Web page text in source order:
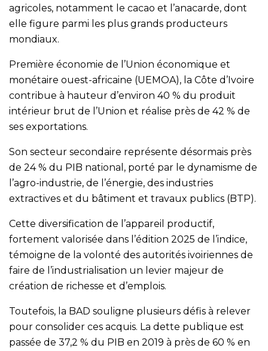
agricoles, notamment le cacao et l’anacarde, dont
elle figure parmi les plus grands producteurs
mondiaux.
Première économie de l’Union économique et
monétaire ouest-africaine (UEMOA), la Côte d’Ivoire
contribue à hauteur d’environ 40 % du produit
intérieur brut de l’Union et réalise près de 42 % de
ses exportations.
Son secteur secondaire représente désormais près
de 24 % du PIB national, porté par le dynamisme de
l’agro-industrie, de l’énergie, des industries
extractives et du bâtiment et travaux publics (BTP).
Cette diversification de l’appareil productif,
fortement valorisée dans l’édition 2025 de l’indice,
témoigne de la volonté des autorités ivoiriennes de
faire de l’industrialisation un levier majeur de
création de richesse et d’emplois.
Toutefois, la BAD souligne plusieurs défis à relever
pour consolider ces acquis. La dette publique est
passée de 37,2 % du PIB en 2019 à près de 60 % en